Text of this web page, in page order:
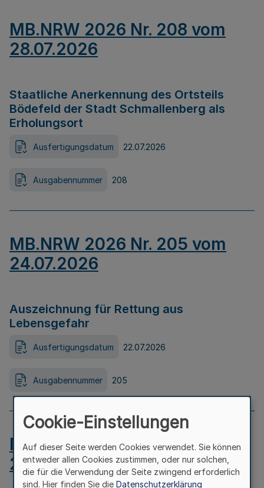
MB.NRW 2026 Nr. 208 vom
28.07.2026
Staatliche Anerkennung des Ortsteils
Bödefeld der Stadt Schmallenberg als
Erholungsort
Ausfertigungsdatum 22.07.2026
Ausgabennummer 208
MB.NRW 2026 Nr. 205 vom
24.07.2026
Auszeichnung für Rettung aus
Lebensgefahr
Ausfertigungsdatum 22.07.2026
Ausgabennummer 205
MB.NRW 2026 Nr. 204 vom
24.07.2026
Cookie-Einstellungen
Auf dieser Seite werden Cookies verwendet. Sie können
entweder allen Cookies zustimmen, oder nur solchen,
die für die Verwendung der Seite zwingend erforderlich
sind. Hier finden Sie die Datenschutzerklärung